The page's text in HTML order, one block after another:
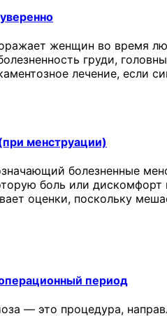
женщин во время
груди,
лечение,
менструации)
болезненные
боль или дискомфорт
оценки, поскольку
период
— это процедура,